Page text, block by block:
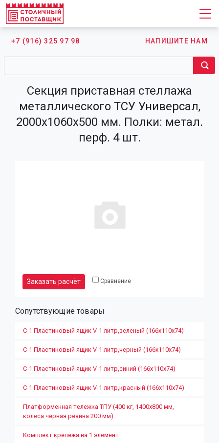
+7 (916) 325 97 98 НАПИШИТЕ НАМ
Секция приставная стеллажа
металлического ТСУ Универсал,
2000х1060х500 мм. Полки: метал.
перф. 4 шт.
Заказать расчёт Сравнение
Сопутствующие товары
С-1 Пластиковый ящик V-1 литр,зеленый (166х110х74)
С-1 Пластиковый ящик V-1 литр,черный (166х110х74)
С-1 Пластиковый ящик V-1 литр,синий (166х110х74)
С-1 Пластиковый ящик V-1 литр,красный (166х110х74)
Платформенная тележка ТПУ (400 кг, 1400х800 мм,
колеса черная резина 200 мм)
Комплект крепежа на 1 элемент